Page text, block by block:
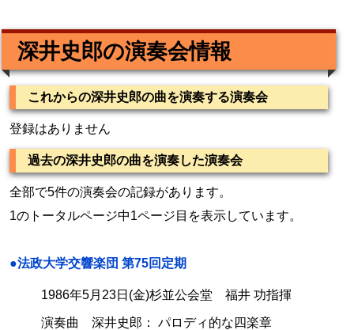
深井史郎の演奏会情報
これからの深井史郎の曲を演奏する演奏会
登録はありません
過去の深井史郎の曲を演奏した演奏会
全部で5件の演奏会の記録があります。
1のトータルページ中1ページ目を表示しています。
●法政大学交響楽団 第75回定期
1986年5月23日(金)杉並公会堂 福井 功指揮
演奏曲 深井史郎： パロディ的な四楽章